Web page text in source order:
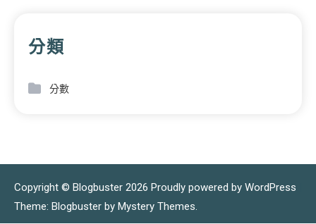
分類
分數
Copyright © Blogbuster 2026 Proudly powered by WordPress
Theme: Blogbuster by Mystery Themes